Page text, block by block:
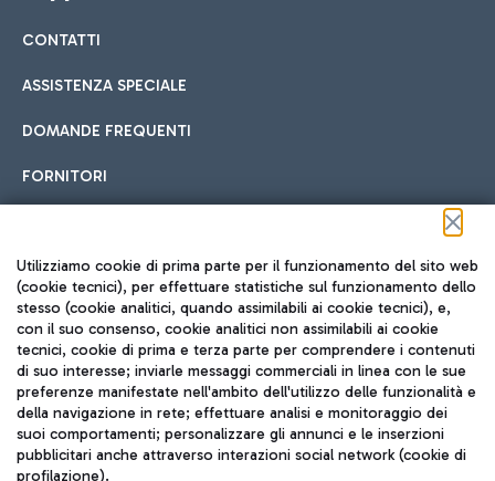
Cucina Internazionale
Fast Food
Hotel in aeroporto
Scegli l'alloggio più adatto e approfitta della vicinanza
all'aeroporto.
Car sharing
Con il Car Sharing è ancora più facile spostarsi
Treno
Raggiungi velocemente l'aeroporto di Fiumicino da Roma
tramite i servizi ferroviari Trenitalia.
CONTATTI
ASSISTENZA SPECIALE
DOMANDE FREQUENTI
FORNITORI
Seguici sui social
TRAVEL JOURNAL
ITA
Utilizziamo cookie di prima parte per il funzionamento del sito web
(cookie tecnici), per effettuare statistiche sul funzionamento dello
stesso (cookie analitici, quando assimilabili ai cookie tecnici), e,
con il suo consenso, cookie analitici non assimilabili ai cookie
tecnici, cookie di prima e terza parte per comprendere i contenuti
di suo interesse; inviarle messaggi commerciali in linea con le sue
preferenze manifestate nell'ambito dell'utilizzo delle funzionalità e
della navigazione in rete; effettuare analisi e monitoraggio dei
suoi comportamenti; personalizzare gli annunci e le inserzioni
pubblicitari anche attraverso interazioni social network (cookie di
profilazione).